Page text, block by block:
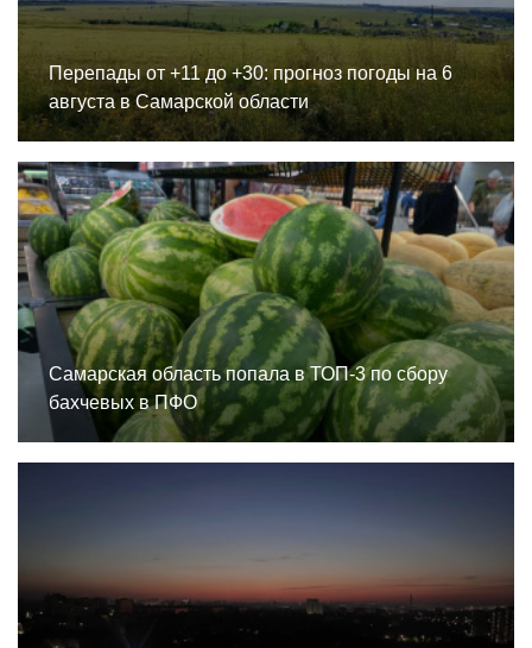
Перепады от +11 до +30: прогноз погоды на 6
августа в Самарской области
Самарская область попала в ТОП-3 по сбору
бахчевых в ПФО